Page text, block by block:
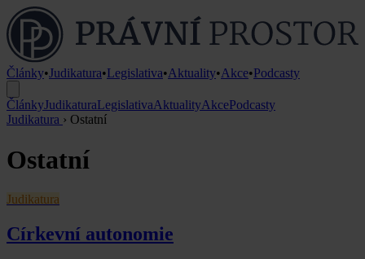
Články•Judikatura•Legislativa•Aktuality•Akce•Podcasty
ČlánkyJudikaturaLegislativaAktualityAkcePodcasty
Judikatura › Ostatní
Ostatní
Judikatura
Církevní autonomie